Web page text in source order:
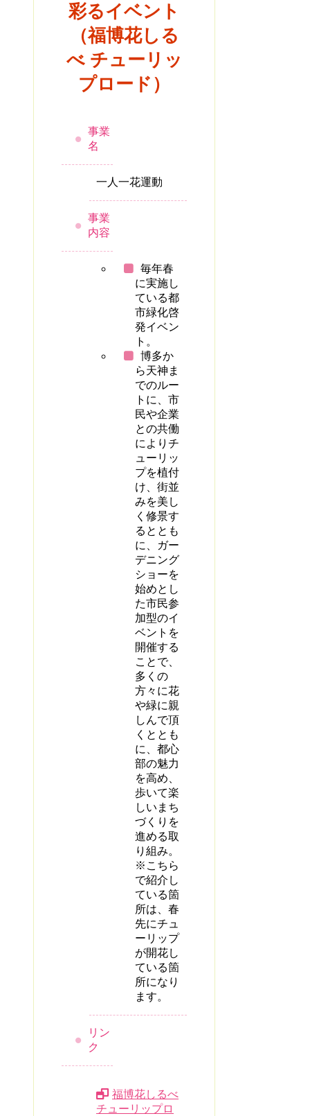
彩るイベント
（福博花しる
べ チューリッ
プロード）
事業
名
一人一花運動
事業
内容
毎年春
に実施し
ている都
市緑化啓
発イベン
ト。
博多か
ら天神ま
でのルー
トに、市
民や企業
との共働
によりチ
ューリッ
プを植付
け、街並
みを美し
く修景す
るととも
に、ガー
デニング
ショーを
始めとし
た市民参
加型のイ
ベントを
開催する
ことで、
多くの
方々に花
や緑に親
しんで頂
くととも
に、都心
部の魅力
を高め、
歩いて楽
しいまち
づくりを
進める取
り組み。
※こちら
で紹介し
ている箇
所は、春
先にチュ
ーリップ
が開花し
ている箇
所になり
ます。
リン
ク
福博花しるべ
チューリップロ